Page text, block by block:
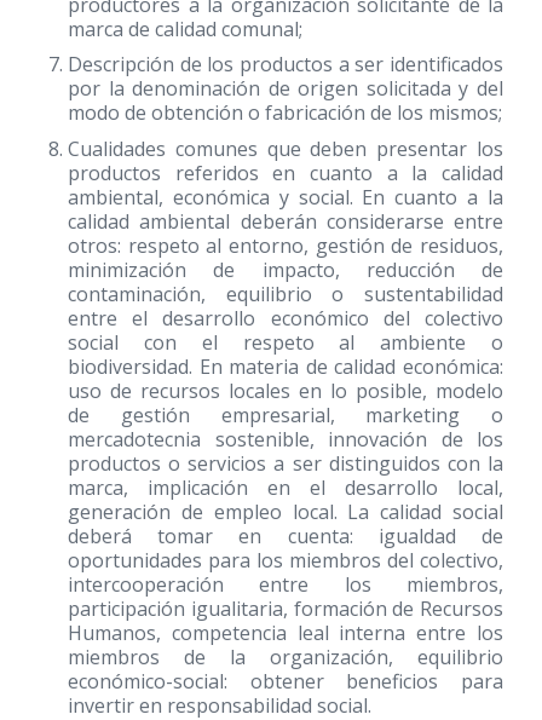
marca de calidad comunal;
Descripción de los productos a ser identificados
por la denominación de origen solicitada y del
modo de obtención o fabricación de los mismos;
Cualidades comunes que deben presentar los
productos referidos en cuanto a la calidad
ambiental, económica y social. En cuanto a la
calidad ambiental deberán considerarse entre
otros: respeto al entorno, gestión de residuos,
minimización de impacto, reducción de
contaminación, equilibrio o sustentabilidad
entre el desarrollo económico del colectivo
social con el respeto al ambiente o
biodiversidad. En materia de calidad económica:
uso de recursos locales en lo posible, modelo
de gestión empresarial, marketing o
mercadotecnia sostenible, innovación de los
productos o servicios a ser distinguidos con la
marca, implicación en el desarrollo local,
generación de empleo local. La calidad social
deberá tomar en cuenta: igualdad de
oportunidades para los miembros del colectivo,
intercooperación entre los miembros,
participación igualitaria, formación de Recursos
Humanos, competencia leal interna entre los
miembros de la organización, equilibrio
económico-social: obtener beneficios para
invertir en responsabilidad social.